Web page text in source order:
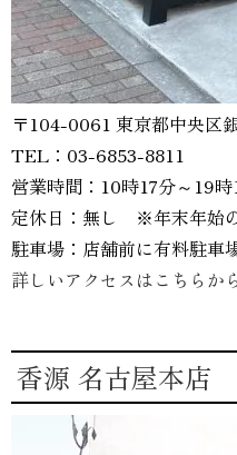
〒104-0061 東京都中央区
TEL：03-6853-8811
営業時間：10時17分～19時
定休日：無し ※年末年始
駐車場：店舗前に有料駐車
詳しいアクセスはこちらか
香源 名古屋本店